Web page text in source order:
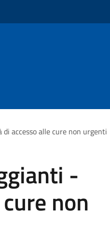
accesso alle cure non urgenti
-
non